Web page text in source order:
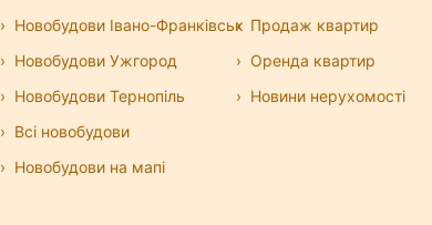
Новобудови Івано-Франківськ
Новобудови Ужгород
Новобудови Тернопіль
Всі новобудови
Новобудови на мапі
Продаж квартир
Оренда квартир
Новини нерухомості